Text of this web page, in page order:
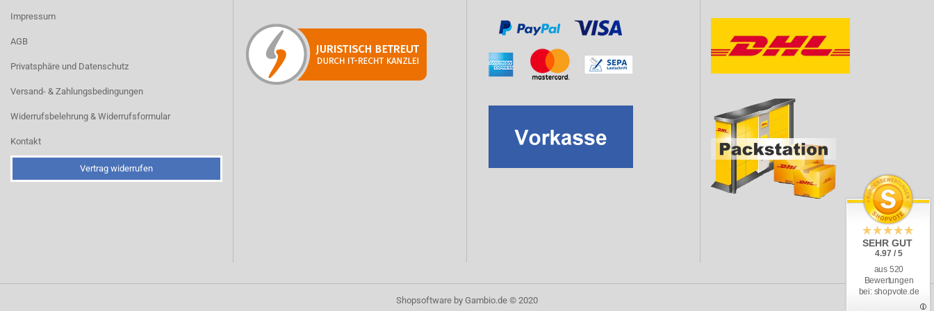
Impressum
AGB
Privatsphäre und Datenschutz
Versand- & Zahlungsbedingungen
Widerrufsbelehrung & Widerrufsformular
Kontakt
Vertrag widerrufen
Shopsoftware by Gambio.de © 2020
SEHR GUT
4.97 / 5
aus 520
Bewertungen
bei: shopvote.de